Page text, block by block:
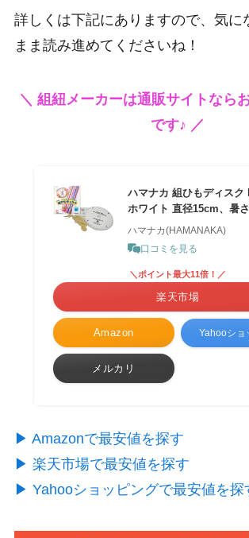
詳しくは下記にありますので、気に
まま読み進めてくださいね！
＼ 組紐メーカーは通販サイトなら
です♪ ／
ハマナカ 組ひもディスク
ホワイト 直径15cm、暑
ハマナカ(HAMANAKA)
口コミを見る
Amazon
＼ポイント最大11倍！／
楽天市場
Yahooショ
メルカリ
▶︎ Amazonで最安値を探す
▶︎ 楽天市場で最安値を探す
▶︎ Yahooショッピングで最安値を探